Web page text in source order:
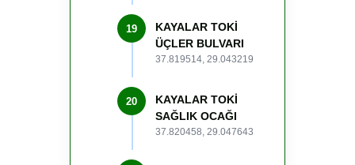
19
KAYALAR TOKİ
ÜÇLER BULVARI
37.819514, 29.043219
20
KAYALAR TOKİ
SAĞLIK OCAĞI
37.820458, 29.047643